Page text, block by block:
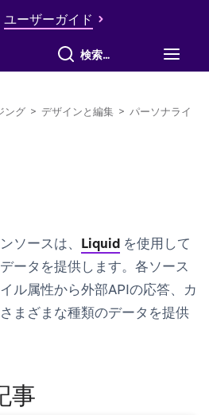
ユーザーガイド
すべて検索
ング > デザインと編集 > パーソナライ
ソースは、 Liquid を使用して
ータを提供します。各ソース
ル属性から外部APIの応答、カ
まざまな種類のデータを提供
事